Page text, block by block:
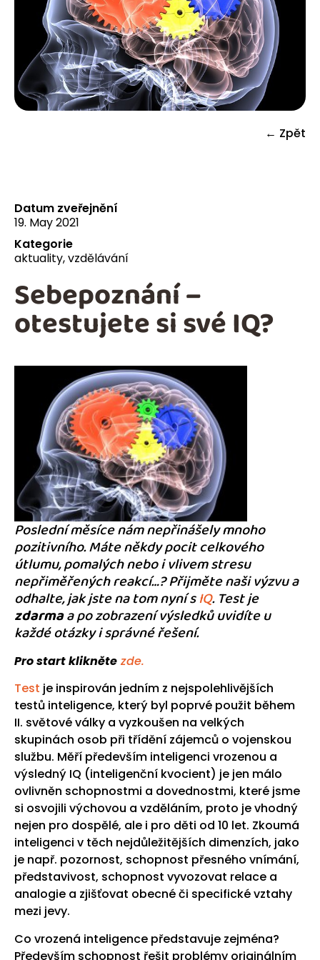
← Zpět
Datum zveřejnění
19. May 2021
Kategorie
aktuality,vzdělávání
Poslední měsíce nám nepřinášely mnoho
pozitivního. Máte někdy pocit celkového
útlumu, pomalých nebo i vlivem stresu
nepřiměřených reakcí…? Přijměte naši výzvu a
odhalte, jak jste na tom nyní sIQ.Test je
zdarmaa po zobrazení výsledků uvidíte u
každé otázky i správné řešení.
Pro start klikněte zde.
Test je inspirován jedním z nejspolehlivějších
testů inteligence, který byl poprvé použit během
II. světové války a vyzkoušen na velkých
skupinách osob při třídění zájemců o vojenskou
službu. Měří především inteligenci vrozenou a
výsledný IQ (inteligenční kvocient) je jen málo
ovlivněn schopnostmi a dovednostmi, které jsme
si osvojili výchovou a vzděláním, proto je vhodný
nejen pro dospělé, ale i pro děti od 10 let. Zkoumá
inteligenci v těch nejdůležitějších dimenzích, jako
je např. pozornost, schopnost přesného vnímání,
představivost, schopnost vyvozovat relace a
analogie a zjišťovat obecné či specifické vztahy
mezi jevy.
Co vrozená inteligence představuje zejména?
Především schopnost řešit problémy originálním
Sebepoznání –
otestujete si své IQ?